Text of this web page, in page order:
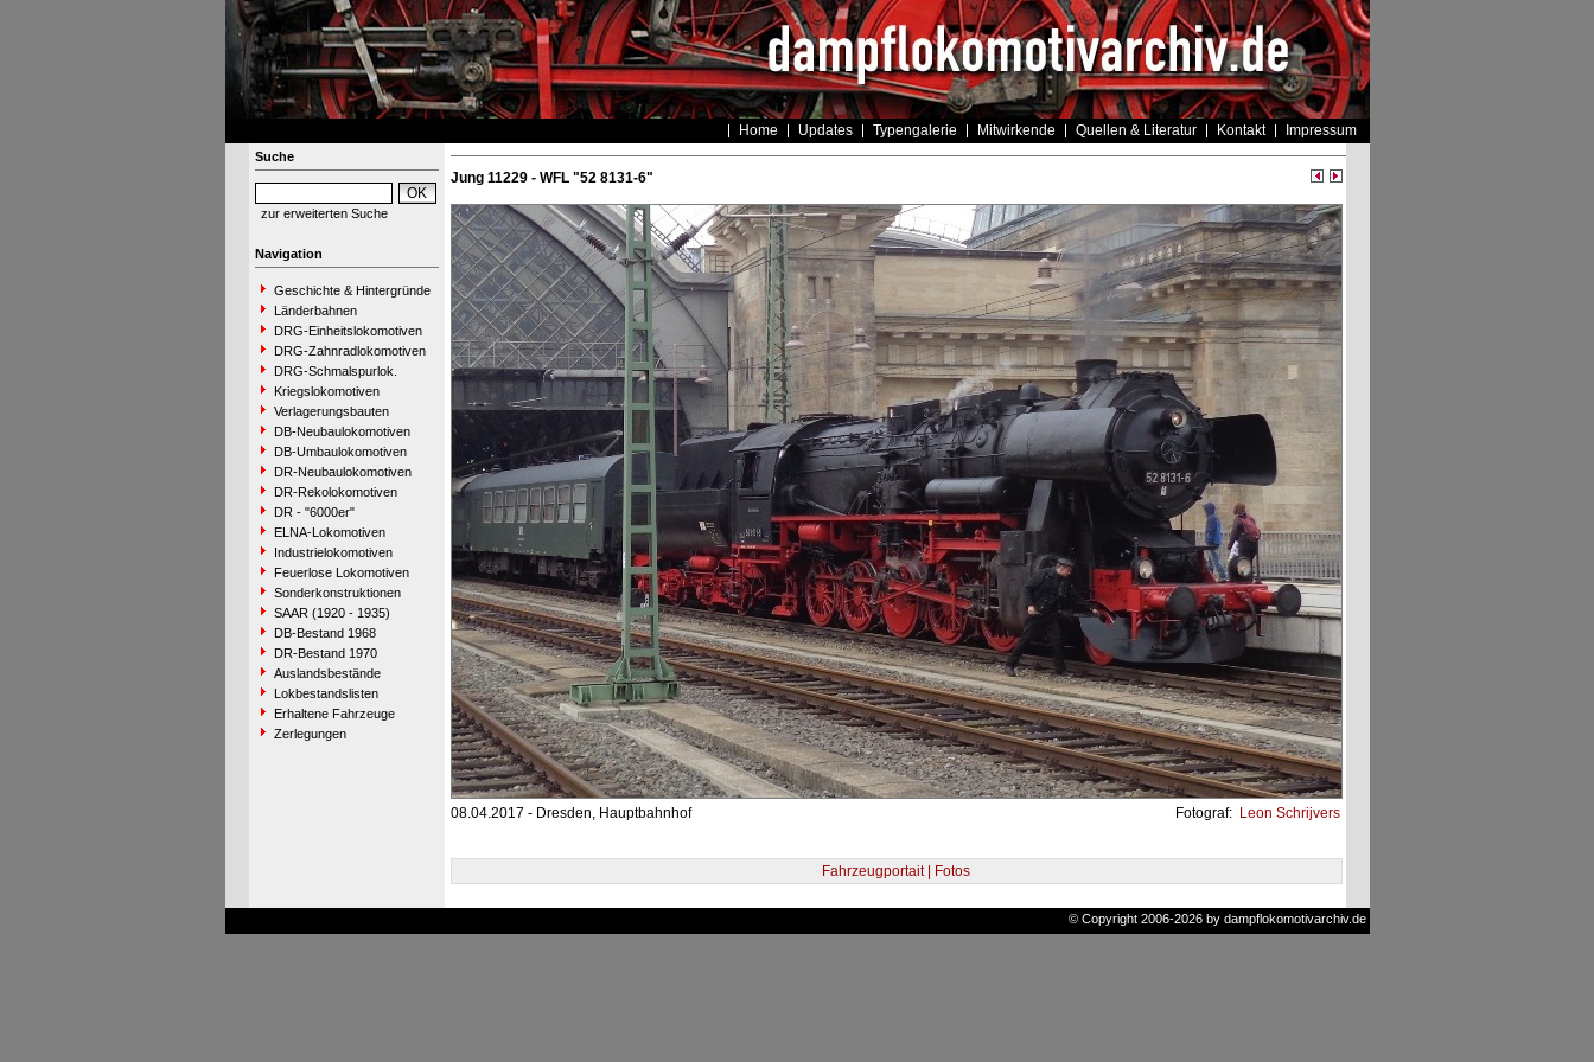
Home Updates Typengalerie Mitwirkende Quellen & Literatur Kontakt Impressum
Suche
zur erweiterten Suche
Navigation
Geschichte & Hintergründe
Länderbahnen
DRG-Einheitslokomotiven
DRG-Zahnradlokomotiven
DRG-Schmalspurlok.
Kriegslokomotiven
Verlagerungsbauten
DB-Neubaulokomotiven
DB-Umbaulokomotiven
DR-Neubaulokomotiven
DR-Rekolokomotiven
DR - "6000er"
ELNA-Lokomotiven
Industrielokomotiven
Feuerlose Lokomotiven
Sonderkonstruktionen
SAAR (1920 - 1935)
DB-Bestand 1968
DR-Bestand 1970
Auslandsbestände
Lokbestandslisten
Erhaltene Fahrzeuge
Zerlegungen
Jung 11229 - WFL "52 8131-6"
08.04.2017 - Dresden, Hauptbahnhof Fotograf: Leon Schrijvers
Fahrzeugportait | Fotos
© Copyright 2006-2026 by dampflokomotivarchiv.de